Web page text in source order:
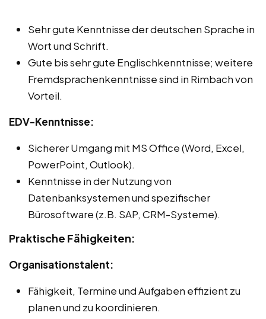
Sehr gute Kenntnisse der deutschen Sprache in
Wort und Schrift.
Gute bis sehr gute Englischkenntnisse; weitere
Fremdsprachenkenntnisse sind in Rimbach von
Vorteil.
EDV-Kenntnisse:
Sicherer Umgang mit MS Office (Word, Excel,
PowerPoint, Outlook).
Kenntnisse in der Nutzung von
Datenbanksystemen und spezifischer
Bürosoftware (z.B. SAP, CRM-Systeme).
Praktische Fähigkeiten:
Organisationstalent:
Fähigkeit, Termine und Aufgaben effizient zu
planen und zu koordinieren.